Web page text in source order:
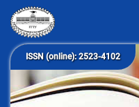
ISSN (online): 2523-4102